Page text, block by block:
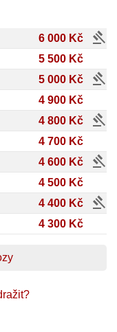
6 000 Kč gavel
5 500 Kč
5 000 Kč gavel
4 900 Kč
4 800 Kč gavel
4 700 Kč
4 600 Kč gavel
4 500 Kč
4 400 Kč gavel
4 300 Kč